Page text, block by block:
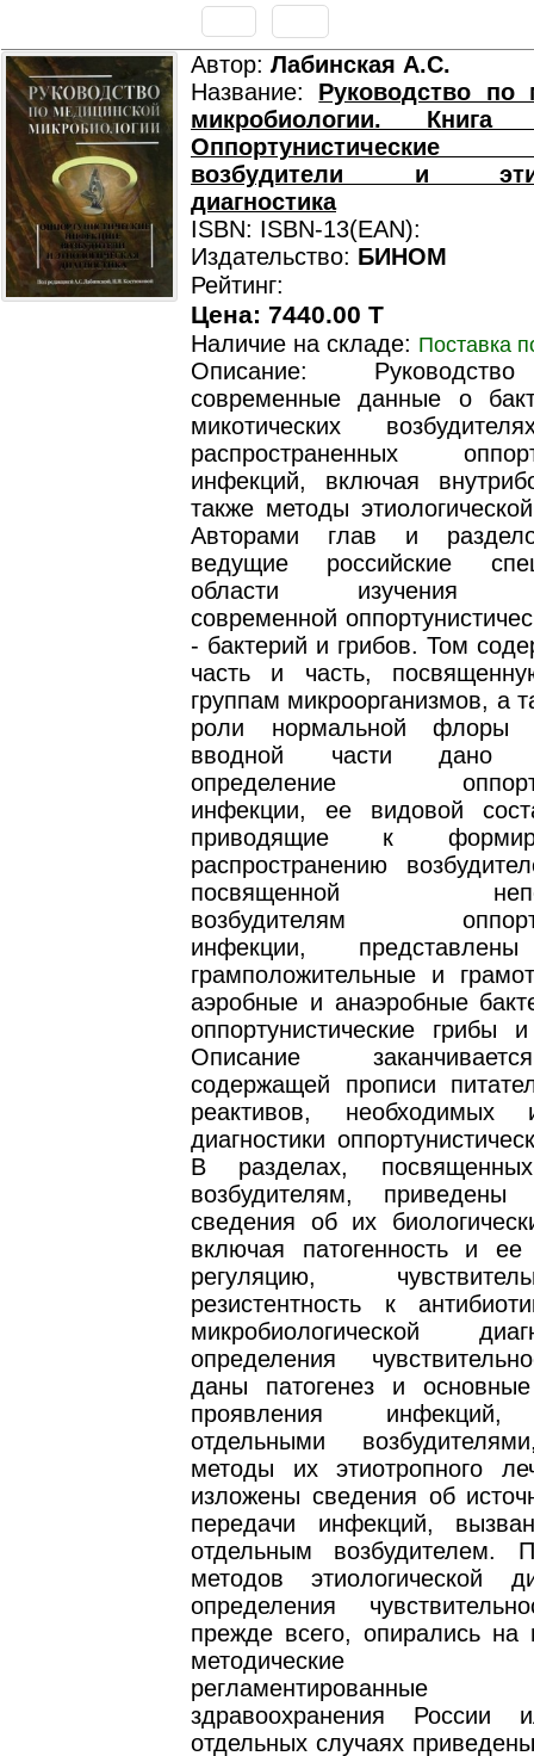
Автор: Лабинская А.С.
Название: Руководство по
микробиологии.
Оппортунистические
возбудители и
диагностика
ISBN: ISBN-13(EAN):
Издательство: БИНОМ
Рейтинг:
Цена: 7440.00 T
Наличие на складе: Поставка
Описание:
современные данные о
микотических
распространенных
инфекций, включая
также методы
Авторами глав и
ведущие российские
области изучения
современной
- бактерий и грибов. Том
часть и часть,
группам микроорганизмов, а
роли нормальной флоры
вводной части дано
определение
инфекции, ее видовой
приводящие к
распространению
посвященной
возбудителям
инфекции,
грамположительные и
аэробные и анаэробные
оппортунистические грибы
Описание
содержащей прописи
реактивов,
диагностики
В разделах,
возбудителям, приведены
сведения об их
включая патогенность и ее
регуляцию,
резистентность к
микробиологической
определения
даны патогенез и основные
проявления инфекций,
отдельными
методы их этиотропного
изложены сведения об
передачи инфекций,
отдельным возбудителем.
методов этиологической
определения
прежде всего, опирались на
методические
здравоохранения
отдельных случаях